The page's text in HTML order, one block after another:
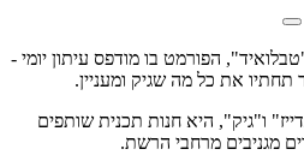
הפורמט בו מודפס עיתון יומי -
תחתיו את כל מה שגיק ומעניין.
ו"גיק", היא חנות תכנית שותפים